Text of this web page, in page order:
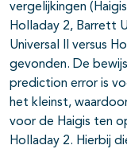
vergelijkingen
Holladay 2, Barrett
Universal II versus
gevonden. De
prediction error is
het kleinst,
voor de Haigis ten
Holladay 2. Hierbij